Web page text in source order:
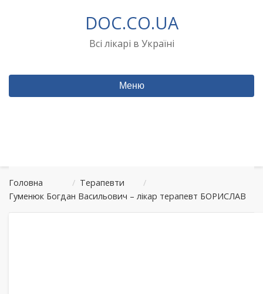
DOC.CO.UA
Всі лікарі в Україні
Меню
Головна / Терапевти
/
Гуменюк Богдан Васильович – лікар терапевт БОРИСЛАВ